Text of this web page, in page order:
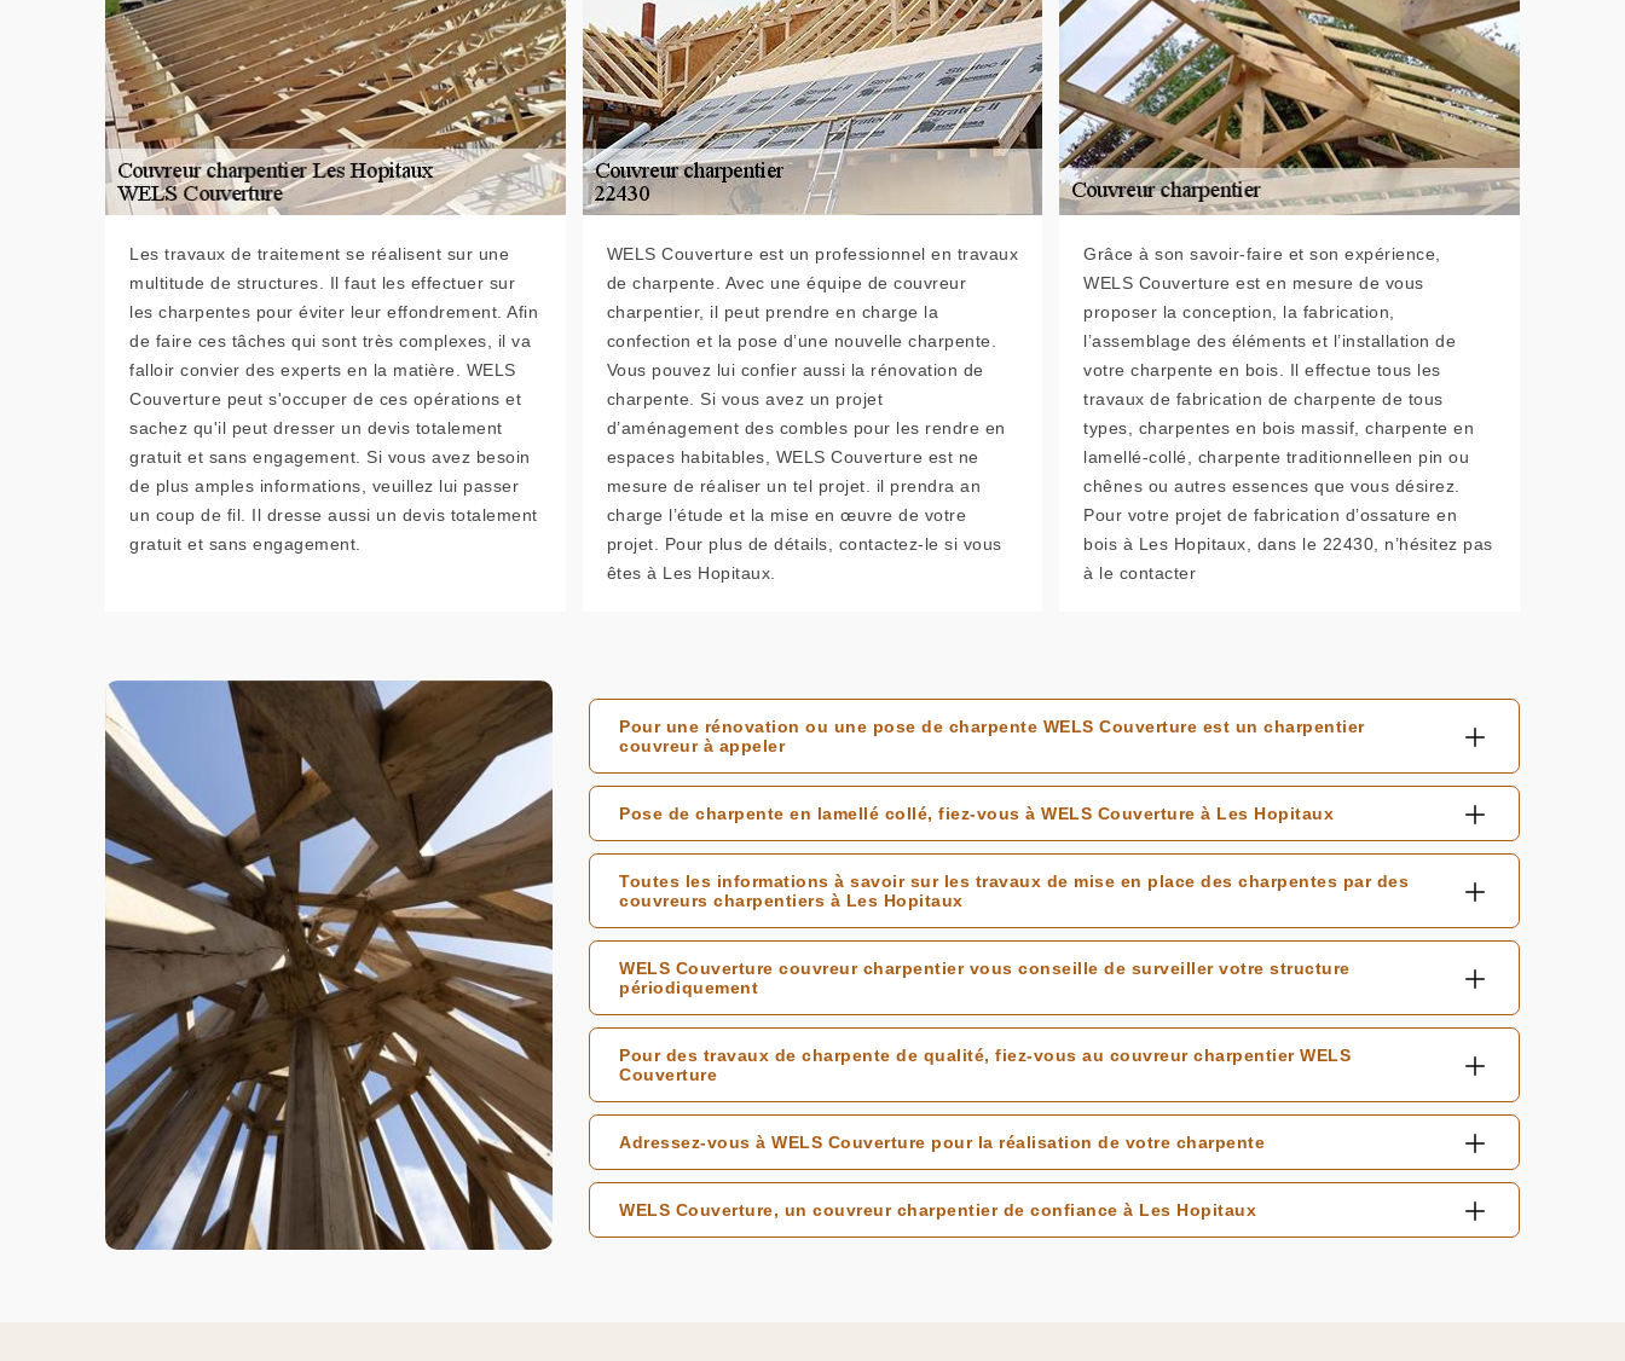
Les travaux de traitement se réalisent sur une
multitude de structures. Il faut les effectuer sur
les charpentes pour éviter leur effondrement. Afin
de faire ces tâches qui sont très complexes, il va
falloir convier des experts en la matière. WELS
Couverture peut s'occuper de ces opérations et
sachez qu'il peut dresser un devis totalement
gratuit et sans engagement. Si vous avez besoin
de plus amples informations, veuillez lui passer
un coup de fil. Il dresse aussi un devis totalement
gratuit et sans engagement.
WELS Couverture est un professionnel en travaux
de charpente. Avec une équipe de couvreur
charpentier, il peut prendre en charge la
confection et la pose d’une nouvelle charpente.
Vous pouvez lui confier aussi la rénovation de
charpente. Si vous avez un projet
d’aménagement des combles pour les rendre en
espaces habitables, WELS Couverture est ne
mesure de réaliser un tel projet. il prendra an
charge l’étude et la mise en œuvre de votre
projet. Pour plus de détails, contactez-le si vous
êtes à Les Hopitaux.
Grâce à son savoir-faire et son expérience,
WELS Couverture est en mesure de vous
proposer la conception, la fabrication,
l’assemblage des éléments et l’installation de
votre charpente en bois. Il effectue tous les
travaux de fabrication de charpente de tous
types, charpentes en bois massif, charpente en
lamellé-collé, charpente traditionnelleen pin ou
chênes ou autres essences que vous désirez.
Pour votre projet de fabrication d’ossature en
bois à Les Hopitaux, dans le 22430, n’hésitez pas
à le contacter
Pour une rénovation ou une pose de charpente WELS Couverture est un charpentier
couvreur à appeler
Pose de charpente en lamellé collé, fiez-vous à WELS Couverture à Les Hopitaux
Toutes les informations à savoir sur les travaux de mise en place des charpentes par des
couvreurs charpentiers à Les Hopitaux
WELS Couverture couvreur charpentier vous conseille de surveiller votre structure
périodiquement
Pour des travaux de charpente de qualité, fiez-vous au couvreur charpentier WELS
Couverture
Adressez-vous à WELS Couverture pour la réalisation de votre charpente
WELS Couverture, un couvreur charpentier de confiance à Les Hopitaux